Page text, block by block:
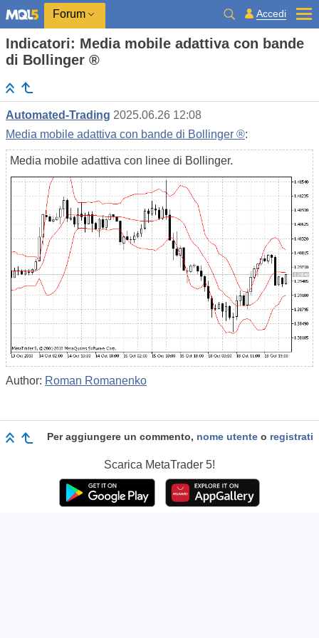
Forum Accedi
Indicatori: Media mobile adattiva con bande
di Bollinger ®
Automated-Trading 2025.06.26 12:08
Media mobile adattiva con bande di Bollinger ®:
Media mobile adattiva con linee di Bollinger.
Author: Roman Romanenko
Per aggiungere un commento, nome utente o registrati
Scarica MetaTrader 5!